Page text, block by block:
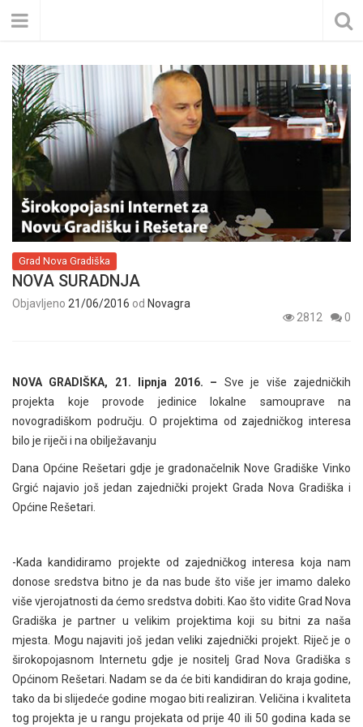
Grad Nova Gradiška
NOVA SURADNJA
Objavljeno 21/06/2016 od Novagra
2812
0
NOVA GRADIŠKA, 21. lipnja 2016. – Sve je više zajedničkih
projekta koje provode jedinice lokalne samouprave na
novogradiškom području. O projektima od zajedničkog interesa
bilo je riječi i na obilježavanju
Dana Općine Rešetari gdje je gradonačelnik Nove Gradiške Vinko
Grgić najavio još jedan zajednički projekt Grada Nova Gradiška i
Općine Rešetari.
-Kada kandidiramo projekte od zajedničkog interesa koja nam
donose sredstva bitno je da nas bude što više jer imamo daleko
više vjerojatnosti da ćemo sredstva dobiti. Kao što vidite Grad Nova
Gradiška je partner u velikim projektima koji su bitni za naša
mjesta. Mogu najaviti još jedan veliki zajednički projekt. Riječ je o
širokopojasnom Internetu gdje je nositelj Grad Nova Gradiška s
Općinom Rešetari. Nadam se da će biti kandidiran do kraja godine,
tako da bi slijedeće godine mogao biti realiziran. Veličina i kvaliteta
tog projekta je u rangu projekata od prije 40 ili 50 godina kada se